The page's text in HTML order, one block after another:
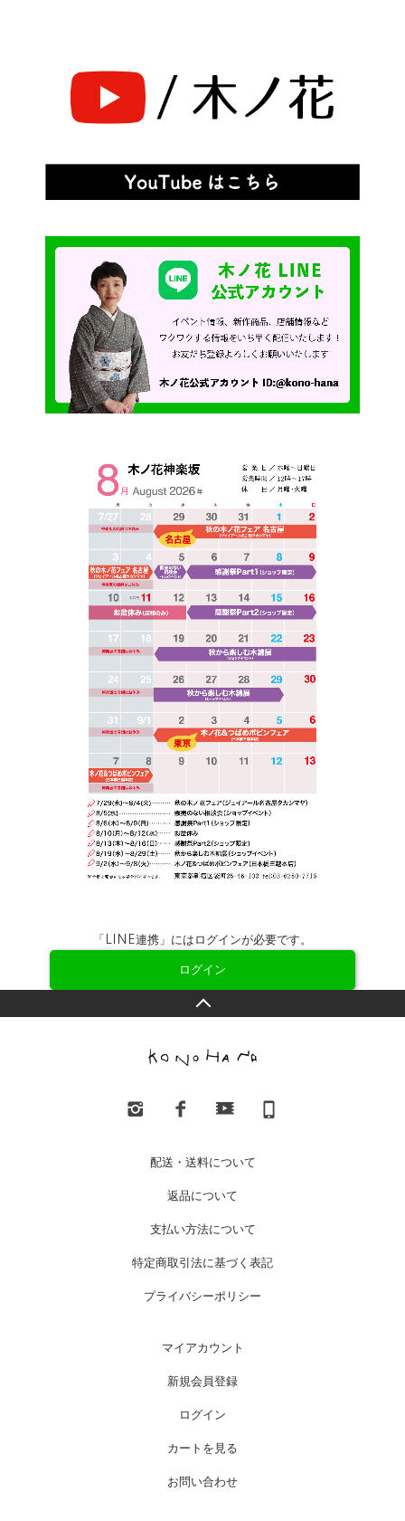
「LINE連携」にはログインが必要です。
ログイン
配送・送料について
返品について
支払い方法について
特定商取引法に基づく表記
プライバシーポリシー
マイアカウント
新規会員登録
ログイン
カートを見る
お問い合わせ